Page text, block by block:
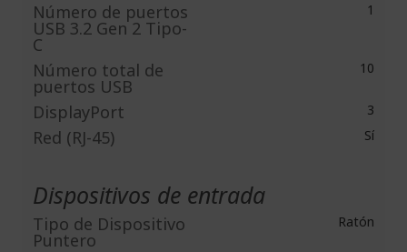
Número de puertos
USB 3.2 Gen 2 Tipo-
C
1
Número total de
puertos USB
10
DisplayPort 3
Red (RJ-45) Sí
Dispositivos de entrada
Tipo de Dispositivo
Puntero
Ratón